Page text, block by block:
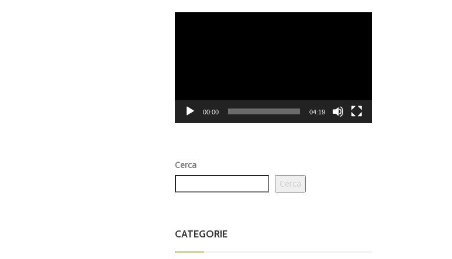
00:00 04:19
Cerca
Cerca
CATEGORIE